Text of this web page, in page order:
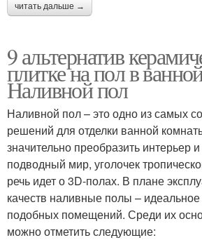
читать дальше →
9 альтернатив
плитке на пол в
Наливной пол
Наливной пол – это одно из самых
решений для отделки ванной
значительно преобразить интерьер
подводный мир, уголочек
речь идет о 3D-полах. В плане
качеств наливные полы –
подобных помещений. Среди их
можно отметить следующие: